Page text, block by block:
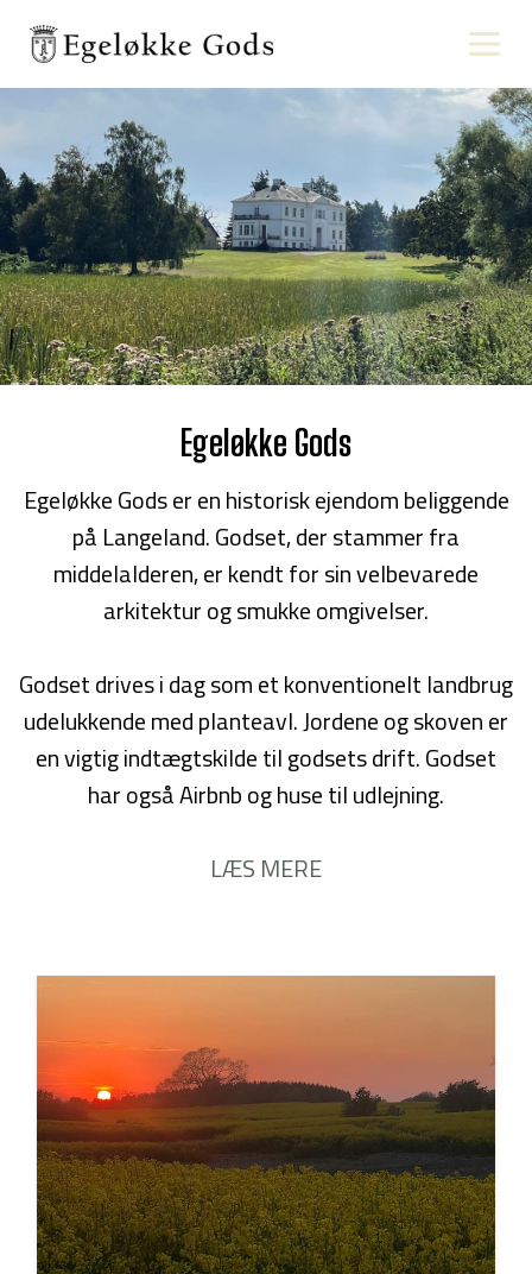
Egeløkke Gods
Egeløkke Gods er en historisk ejendom beliggende
på Langeland. Godset, der stammer fra
middelalderen, er kendt for sin velbevarede
arkitektur og smukke omgivelser.
Godset drives i dag som et konventionelt landbrug
udelukkende med planteavl. Jordene og skoven er
en vigtig indtægtskilde til godsets drift. Godset
har også Airbnb og huse til udlejning.
LÆS MERE